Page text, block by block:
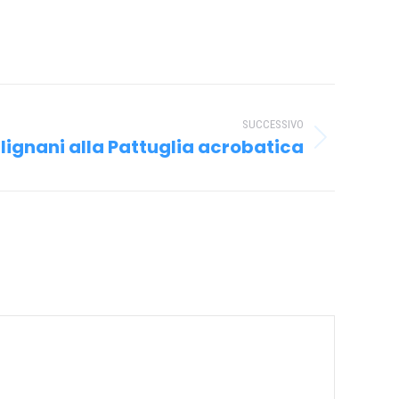
SUCCESSIVO
alla Pattuglia acrobatica